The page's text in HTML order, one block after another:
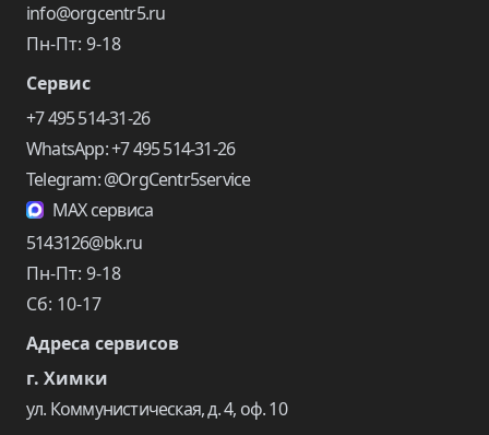
info@orgcentr5.ru
Пн-Пт: 9-18
Сервис
+7 495 514-31-26
WhatsApp: +7 495 514-31-26
Telegram: @OrgCentr5service
MAX сервиса
5143126@bk.ru
Пн-Пт: 9-18
Сб: 10-17
Адреса сервисов
г. Химки
ул. Коммунистическая, д. 4, оф. 10